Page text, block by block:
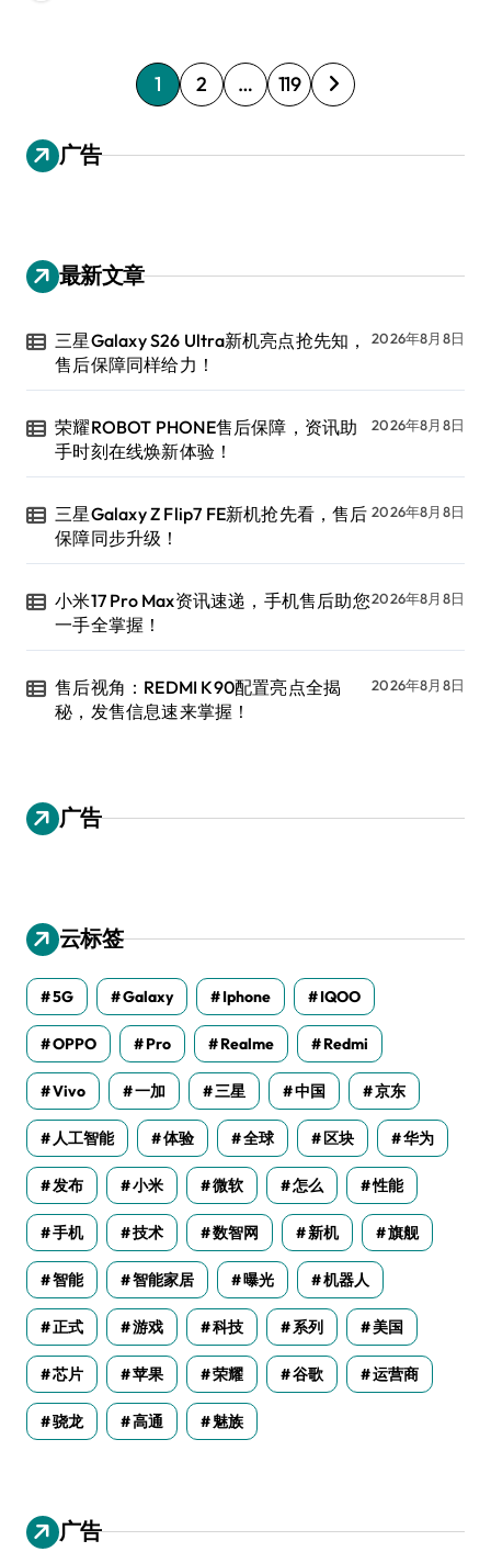
文
章
分
1 2 … 119
广告
最新文章
三星Galaxy S26 Ultra新机亮点抢先知，
售后保障同样给力！
2026年8月8日
荣耀ROBOT PHONE售后保障，资讯助
手时刻在线焕新体验！
2026年8月8日
三星Galaxy Z Flip7 FE新机抢先看，售后
保障同步升级！
2026年8月8日
小米17 Pro Max资讯速递，手机售后助您
一手全掌握！
2026年8月8日
售后视角：REDMI K90配置亮点全揭
秘，发售信息速来掌握！
2026年8月8日
广告
云标签
5G Galaxy Iphone IQOO
OPPO Pro Realme Redmi
Vivo 一加 三星 中国 京东
人工智能 体验 全球 区块 华为
发布 小米 微软 怎么 性能
手机 技术 数智网 新机 旗舰
智能 智能家居 曝光 机器人
正式 游戏 科技 系列 美国
芯片 苹果 荣耀 谷歌 运营商
骁龙 高通 魅族
广告